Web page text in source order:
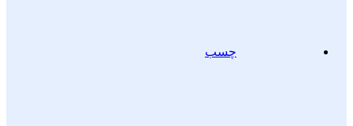
چسب